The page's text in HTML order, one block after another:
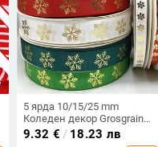
5 ярда 10/15/25 mm
Коледен декор Grosgrain
лента с отпечатана
коледна снежинка лента
9.32 € / 18.23 лв